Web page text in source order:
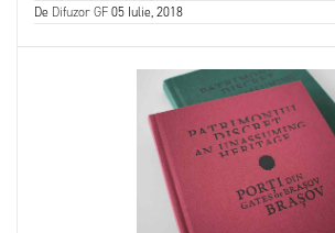
De Difuzor GF05 Iulie, 2018